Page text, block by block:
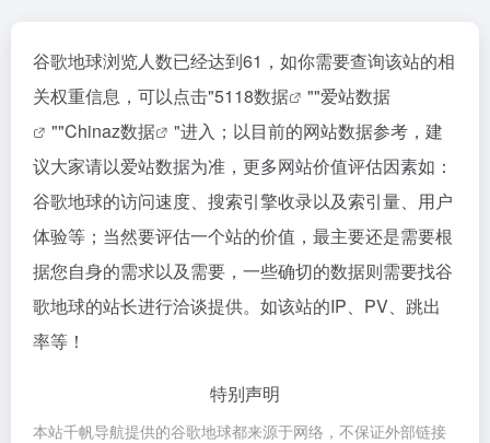
谷歌地球浏览人数已经达到61，如你需要查询该站的相
关权重信息，可以点击"5118数据 ""爱站数据
""Chinaz数据
"进入；以目前的网站数据参考，建
议大家请以爱站数据为准，更多网站价值评估因素如：
谷歌地球的访问速度、搜索引擎收录以及索引量、用户
体验等；当然要评估一个站的价值，最主要还是需要根
据您自身的需求以及需要，一些确切的数据则需要找谷
歌地球的站长进行洽谈提供。如该站的IP、PV、跳出
率等！
特别声明
本站千帆导航提供的谷歌地球都来源于网络，不保证外部链接